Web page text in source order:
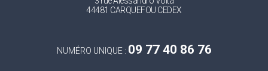
44481 CARQUEFOU CEDEX
NUMÉRO UNIQUE : 09 77 40 86 76